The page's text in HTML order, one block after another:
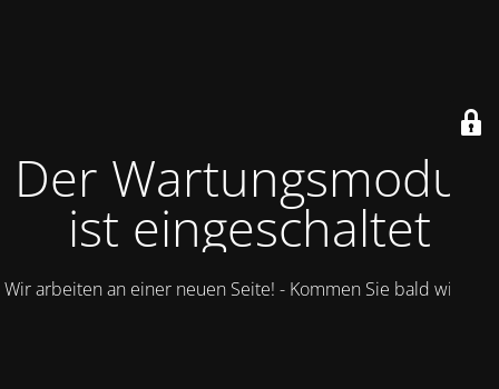
Der Wartungsmodus
ist eingeschaltet
Wir arbeiten an einer neuen Seite! - Kommen Sie bald wieder.